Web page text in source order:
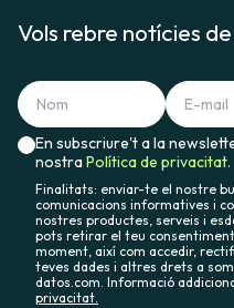
Vols rebre notícies
En subscriure't a la
nostraPolítica de privacitat.
Finalitats: enviar-te el nostre
comunicacions informatives i
nostres productes, serveis i
pots retirar el teu
moment, així com accedir,
teves dades i altres drets a
datos.com. Informació
privacitat.